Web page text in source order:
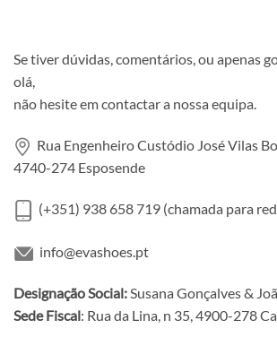
Se tiver dúvidas, comentários, ou apenas
olá,
não hesite em contactar a nossa equipa.
Rua Engenheiro Custódio José Vilas
4740-274 Esposende
(+351) 938 658 719 (chamada para
info@evashoes.pt
Designação Social:Susana Gonçalves &
Sede Fiscal: Rua da Lina, n 35, 4900-278